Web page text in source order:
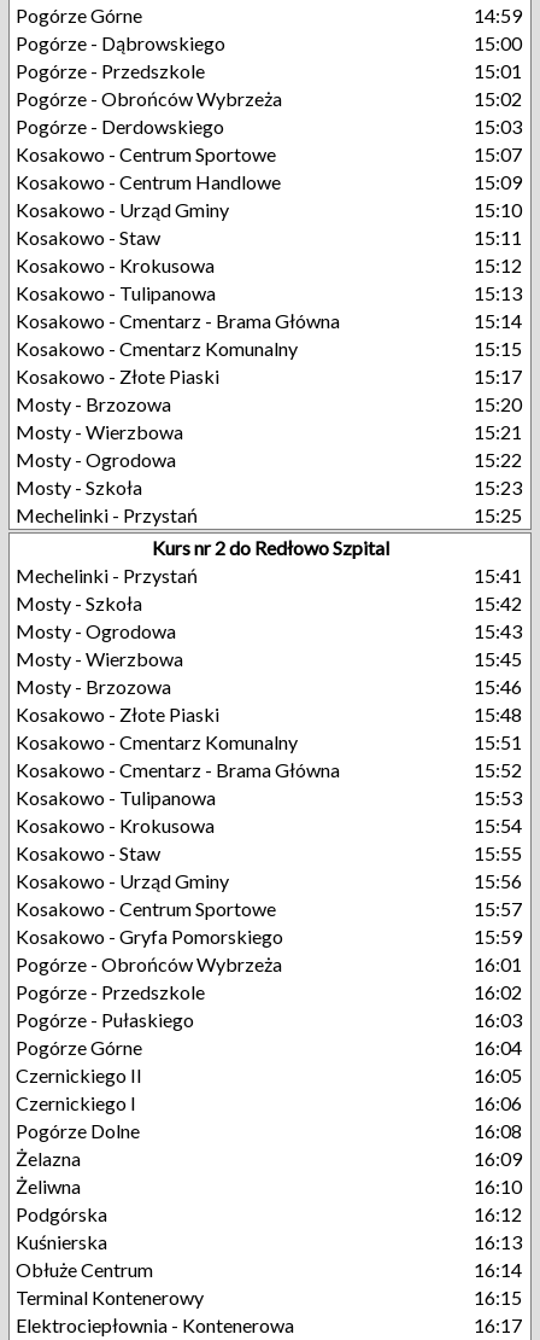
Pogórze Górne
14:59
Pogórze - Dąbrowskiego
15:00
Pogórze - Przedszkole
15:01
Pogórze - Obrońców Wybrzeża
15:02
Pogórze - Derdowskiego
15:03
Kosakowo - Centrum Sportowe
15:07
Kosakowo - Centrum Handlowe
15:09
Kosakowo - Urząd Gminy
15:10
Kosakowo - Staw
15:11
Kosakowo - Krokusowa
15:12
Kosakowo - Tulipanowa
15:13
Kosakowo - Cmentarz - Brama Główna
15:14
Kosakowo - Cmentarz Komunalny
15:15
Kosakowo - Złote Piaski
15:17
Mosty - Brzozowa
15:20
Mosty - Wierzbowa
15:21
Mosty - Ogrodowa
15:22
Mosty - Szkoła
15:23
Mechelinki - Przystań
15:25
Kurs nr 2 do Redłowo Szpital
Mechelinki - Przystań
15:41
Mosty - Szkoła
15:42
Mosty - Ogrodowa
15:43
Mosty - Wierzbowa
15:45
Mosty - Brzozowa
15:46
Kosakowo - Złote Piaski
15:48
Kosakowo - Cmentarz Komunalny
15:51
Kosakowo - Cmentarz - Brama Główna
15:52
Kosakowo - Tulipanowa
15:53
Kosakowo - Krokusowa
15:54
Kosakowo - Staw
15:55
Kosakowo - Urząd Gminy
15:56
Kosakowo - Centrum Sportowe
15:57
Kosakowo - Gryfa Pomorskiego
15:59
Pogórze - Obrońców Wybrzeża
16:01
Pogórze - Przedszkole
16:02
Pogórze - Pułaskiego
16:03
Pogórze Górne
16:04
Czernickiego II
16:05
Czernickiego I
16:06
Pogórze Dolne
16:08
Żelazna
16:09
Żeliwna
16:10
Podgórska
16:12
Kuśnierska
16:13
Obłuże Centrum
16:14
Terminal Kontenerowy
16:15
Elektrociepłownia - Kontenerowa
16:17